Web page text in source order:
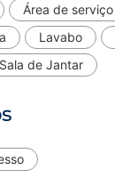
Área de serviço
Lavabo
Sala de Jantar